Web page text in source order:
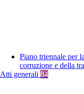
Piano triennale per
corruzione e della
Atti generali 84